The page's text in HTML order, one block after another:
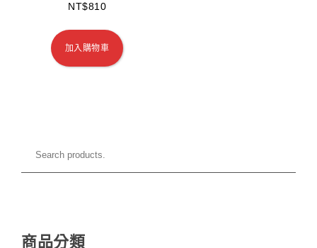
NT$810
加入購物車
商品分類